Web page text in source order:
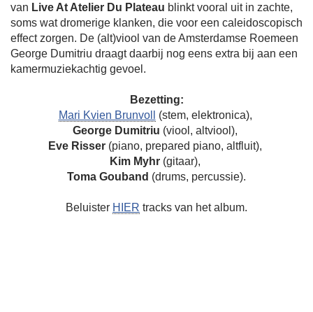
van Live At Atelier Du Plateau blinkt vooral uit in zachte,
soms wat dromerige klanken, die voor een caleidoscopisch
effect zorgen. De (alt)viool van de Amsterdamse Roemeen
George Dumitriu draagt daarbij nog eens extra bij aan een
kamermuziekachtig gevoel.
Bezetting:
Mari Kvien Brunvoll
(stem, elektronica),
George Dumitriu (viool, altviool),
Eve Risser (piano, prepared piano, altfluit),
Kim Myhr (gitaar),
Toma Gouband (drums, percussie).
Beluister HIER tracks van het album.